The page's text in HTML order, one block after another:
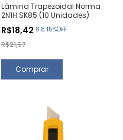
Lâmina Trapezoidal Norma
2N1H SK85 (10 Unidades)
R$18,42 8.8 15%OFF
R$21,67